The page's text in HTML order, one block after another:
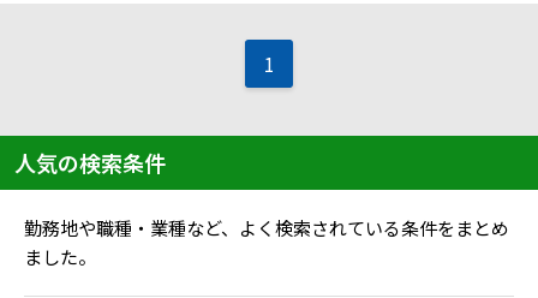
1
人気の検索条件
勤務地や職種・業種など、よく検索されている条件をまとめ
ました。
メニューを閉じる